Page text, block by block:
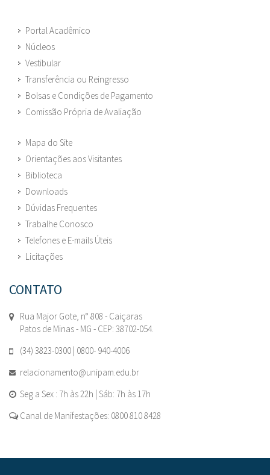
Portal Acadêmico
Núcleos
Vestibular
Transferência ou Reingresso
Bolsas e Condições de Pagamento
Comissão Própria de Avaliação
Mapa do Site
Orientações aos Visitantes
Biblioteca
Downloads
Dúvidas Frequentes
Trabalhe Conosco
Telefones e E-mails Úteis
Licitações
CONTATO
Rua Major Gote, n° 808 - Caiçaras
Patos de Minas - MG - CEP: 38702-054.
(34) 3823-0300 | 0800- 940-4006
relacionamento@unipam.edu.br
Seg a Sex : 7h às 22h | Sáb: 7h às 17h
Canal de Manifestações: 0800 810 8428